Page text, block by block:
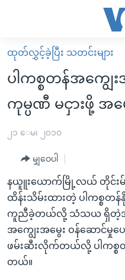
လွယ်ကူ
စေ
Link
များ
အကြောင်းအရာ
သို့
ကျော်
ကြည့်
မူလစာမျက်နှာ
မြန်မာ
ကမ္ဘာ့သတင်းများ
အစ္စရေး-ပါလက်စတိုင်း
ရပ်ဝန်းတခု လမ်းတခု အလွန်
အင်္ဂလိပ်စာလေ့လာမယ်
အမေရိကန်သုံးအီဒီယံ
မကြေးမုံရဲ့ အင်္ဂလိပ်စာ
ရုပ်ရှင်ထဲက အင်္ဂလိပ်စာ
အပတ်စဉ်ကဏ္ဍများ
ရေဒီယို
တီဗွီ
ရေဒီယိုနှင့်ရုပ်သံ အချက်အလ
ရေဒီယို/တီဗွီအစီအစဉ်
ထုတ်လွှင့်ခဲ့ပြီး သတင်းများ
ပါကစ္စတန်အကျွေ
ကုမ္ပဏီ မငှားဖို့ အ
၂၁ ေမ၊ ၂၀၁၀
မျှဝေပါ
နယူူးယောက်မြို့လယ် တိုင်းမ်
ထိန်းသိမ်းထားတဲ့ ပါကစ္စတန်
ကူညီခဲ့တယ်လို့ သံသယ ရှိတဲ့အတွ
အကျွေးအမွေး ဝန်ဆောင်
ဖမ်းဆီးလိုက်တယ်လို့ ပါကစ္စ
တယ်။